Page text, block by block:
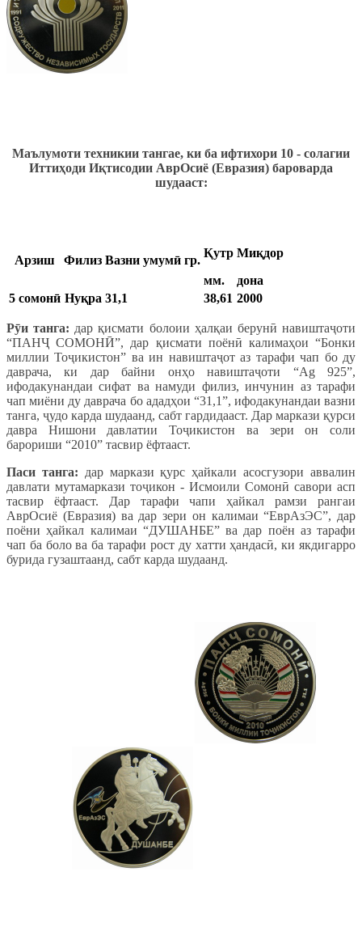
Маълумоти техникии тангае, ки ба ифтихори 10 - солагии
Иттиҳоди Иқтисодии АврОсиё (Евразия) бароварда
шудааст:
Арзиш Филиз Вазни умумӣ гр.
Қутр
мм.
Миқдор
дона
5 сомонӣ Нуқра 31,1 38,61 2000
Рӯи танга: дар қисмати болоии ҳалқаи берунӣ навиштаҷоти
“ПАНҶ СОМОНӢ”, дар қисмати поёнӣ калимаҳои “Бонки
миллии Тоҷикистон” ва ин навиштаҷот аз тарафи чап бо ду
даврача, ки дар байни онҳо навиштаҷоти “Ag 925”,
ифодакунандаи сифат ва намуди филиз, инчунин аз тарафи
чап миёни ду даврача бо ададҳои “31,1”, ифодакунандаи вазни
танга, ҷудо карда шудаанд, сабт гардидааст. Дар маркази қурси
давра Нишони давлатии Тоҷикистон ва зери он соли
барориши “2010” тасвир ёфтааст.
Паси танга: дар маркази қурс ҳайкали асосгузори аввалин
давлати мутамаркази тоҷикон - Исмоили Сомонӣ савори асп
тасвир ёфтааст. Дар тарафи чапи ҳайкал рамзи рангаи
АврОсиё (Евразия) ва дар зери он калимаи “ЕврАзЭС”, дар
поёни ҳайкал калимаи “ДУШАНБЕ” ва дар поён аз тарафи
чап ба боло ва ба тарафи рост ду хатти ҳандасӣ, ки якдигарро
бурида гузаштаанд, сабт карда шудаанд.